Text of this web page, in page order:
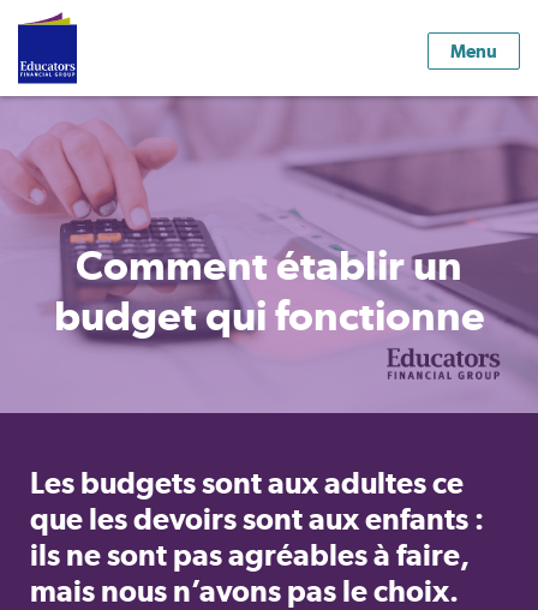
Menu
Comment établir un
budget qui fonctionne
Les budgets sont aux adultes ce
que les devoirs sont aux enfants :
ils ne sont pas agréables à faire,
mais nous n’avons pas le choix.